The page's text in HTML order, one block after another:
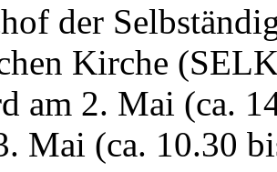
der
Kirche
am 2. Mai (ca.
Mai (ca. 10.30